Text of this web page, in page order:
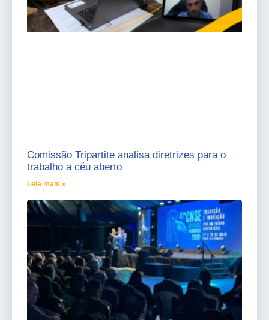
Comissão Tripartite analisa diretrizes para o
trabalho a céu aberto
Leia mais »